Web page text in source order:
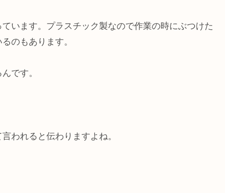
います。プラスチック製なので作業の時にぶつけた
のもあります。
です。
われると伝わりますよね。